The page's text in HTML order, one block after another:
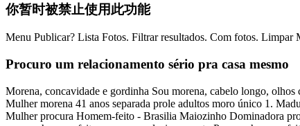
你暂时被禁止使用此功能
Menu Publicar? Lista Fotos. Filtrar resultados. Com fotos. Limpar
Procuro um relacionamento sério pra casa mesmo
Morena, concavidade e gordinha Sou morena, cabelo longo,
Mulher morena 41 anos separada prole adultos moro único 1.
Mulher procura Homem-feito - Brasilia Maiozinho Dominadora